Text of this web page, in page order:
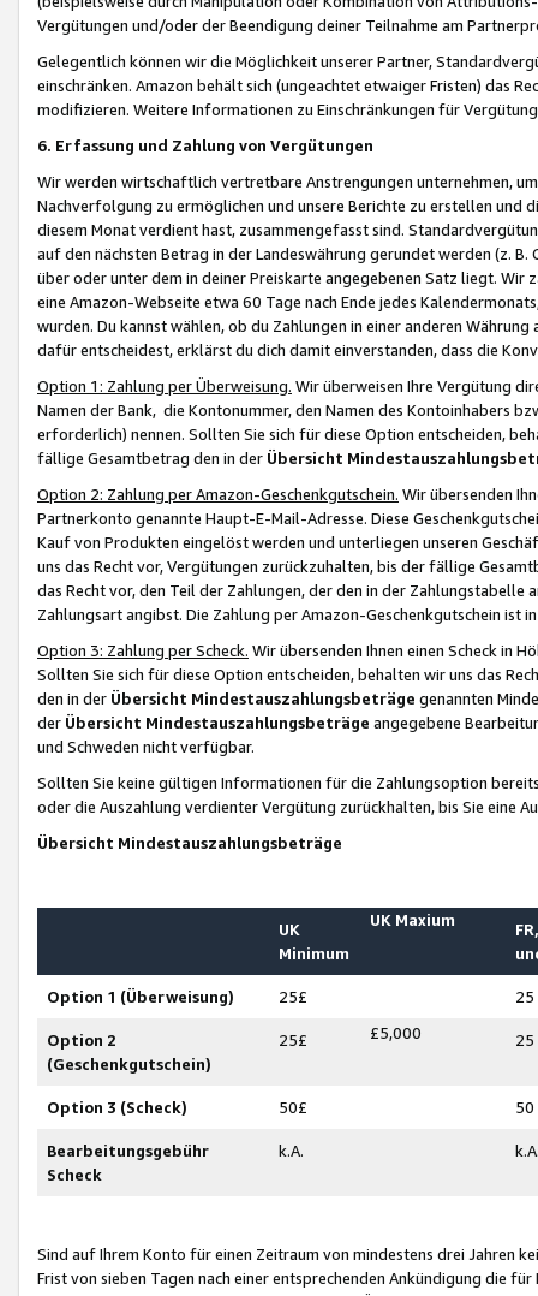
Vergütungen und/oder der Beendigung deiner Teilnahme am
Gelegentlich können wir die Möglichkeit unserer Partner,
einschränken. Amazon behält sich (ungeachtet etwaiger Fristen) das
modifizieren. Weitere Informationen zu Einschränkungen für
6. Erfassung und Zahlung von Vergütungen
Wir werden wirtschaftlich vertretbare Anstrengungen unternehmen,
Nachverfolgung zu ermöglichen und unsere Berichte zu erstellen und
diesem Monat verdient hast, zusammengefasst sind.
auf den nächsten Betrag in der Landeswährung gerundet werden (z.
über oder unter dem in deiner Preiskarte angegebenen Satz liegt.
eine Amazon-Webseite etwa 60 Tage nach Ende jedes
wurden. Du kannst wählen, ob du Zahlungen in einer anderen
dafür entscheidest, erklärst du dich damit einverstanden, dass die
Option 1: Zahlung per Überweisung. Wir überweisen Ihre Vergütung
Namen der Bank, die Kontonummer, den Namen des Kontoinhabers
erforderlich) nennen. Sollten Sie sich für diese Option entscheiden,
fällige Gesamtbetrag den in der Übersicht
Option 2: Zahlung per Amazon-Geschenkgutschein. Wir übersenden
Partnerkonto genannte Haupt-E-Mail-Adresse. Diese
Kauf von Produkten eingelöst werden und unterliegen unseren
uns das Recht vor, Vergütungen zurückzuhalten, bis der fällige
das Recht vor, den Teil der Zahlungen, der den in der
Zahlungsart angibst. Die Zahlung per Amazon-Geschenkgutschein ist
Option 3: Zahlung per Scheck. Wir übersenden Ihnen einen Scheck in
Sollten Sie sich für diese Option entscheiden, behalten wir uns das
den in der Übersicht Mindestauszahlungsbeträge genannten
der Übersicht Mindestauszahlungsbeträge angegebene
und Schweden nicht verfügbar.
Sollten Sie keine gültigen Informationen für die Zahlungsoption
oder die Auszahlung verdienter Vergütung zurückhalten, bis Sie
Übersicht Mindestauszahlungsbeträge
UK
Minimum
UK Maxium
Option 1 (Überweisung) 25£ 25
Option 2
(Geschenkgutschein)
25£ £5,000 25
Option 3 (Scheck) 50£ 50
Bearbeitungsgebühr
Scheck
k.A.
Sind auf Ihrem Konto für einen Zeitraum von mindestens drei Jahren
Frist von sieben Tagen nach einer entsprechenden Ankündigung die